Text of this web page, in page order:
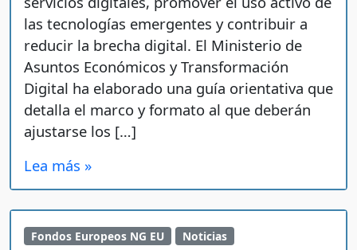
las tecnologías emergentes y contribuir a
reducir la brecha digital. El Ministerio de
Asuntos Económicos y Transformación
Digital ha elaborado una guía orientativa que
detalla el marco y formato al que deberán
ajustarse los […]
Lea más »
Fondos Europeos NG EU Noticias